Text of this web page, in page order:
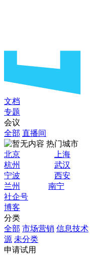
文档
专题
会议
全部 直播间
热门城市
北京
上海
杭州
武汉
宁波
西安
兰州
南宁
社企号
博客
分类
全部 市场营销 信息技术
源 未分类
申请试用